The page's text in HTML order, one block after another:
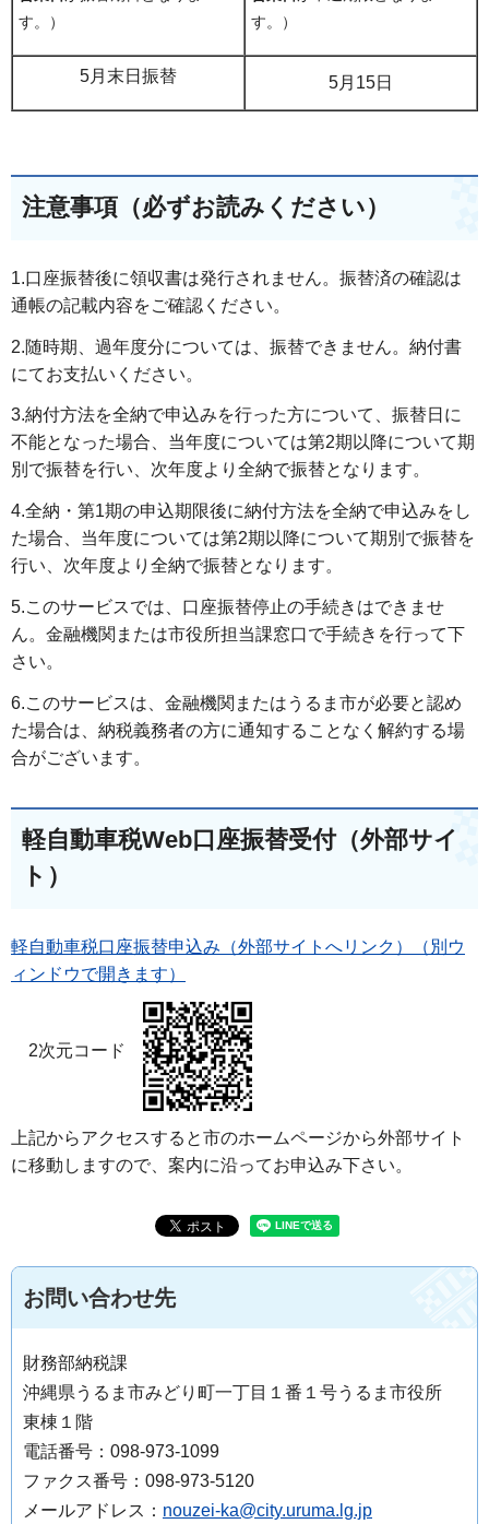
す。）
す。）
5月末日振替 5月15日
注意事項（必ずお読みください）
1.口座振替後に領収書は発行されません。振替済の確認は
通帳の記載内容をご確認ください。
2.随時期、過年度分については、振替できません。納付書
にてお支払いください。
3.納付方法を全納で申込みを行った方について、振替日に
不能となった場合、当年度については第2期以降について期
別で振替を行い、次年度より全納で振替となります。
4.全納・第1期の申込期限後に納付方法を全納で申込みをし
た場合、当年度については第2期以降について期別で振替を
行い、次年度より全納で振替となります。
5.このサービスでは、口座振替停止の手続きはできませ
ん。金融機関または市役所担当課窓口で手続きを行って下
さい。
6.このサービスは、金融機関またはうるま市が必要と認め
た場合は、納税義務者の方に通知することなく解約する場
合がございます。
軽自動車税Web口座振替受付（外部サイ
ト）
軽自動車税口座振替申込み（外部サイトへリンク）（別ウ
ィンドウで開きます）
2次元コード
上記からアクセスすると市のホームページから外部サイト
に移動しますので、案内に沿ってお申込み下さい。
お問い合わせ先
財務部納税課
沖縄県うるま市みどり町一丁目１番１号うるま市役所
東棟１階
電話番号：098-973-1099
ファクス番号：098-973-5120
メールアドレス： nouzei-ka@city.uruma.lg.jp